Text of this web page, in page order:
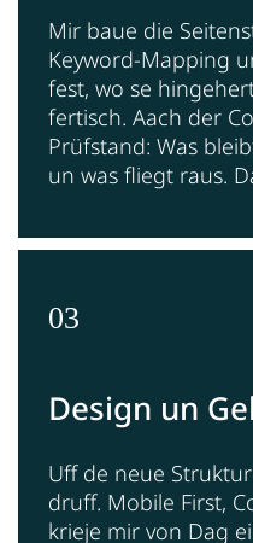
Mir baue die
Keyword-Mapping
fest, wo se
fertisch. Aach der
Prüfstand: Was
un was fliegt raus.
03
Design un
Uff de neue
druff. Mobile First,
krieje mir von Dag